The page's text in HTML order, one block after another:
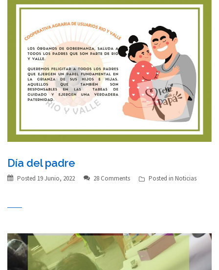
Día del padre
Posted 19 Junio, 2022 28 Comments Posted in Noticias